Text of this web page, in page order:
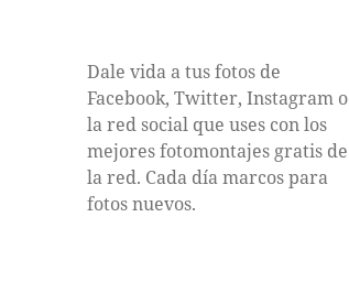
Dale vida a tus fotos de
Facebook, Twitter, Instagram o
la red social que uses con los
mejores fotomontajes gratis de
la red. Cada día marcos para
fotos nuevos.